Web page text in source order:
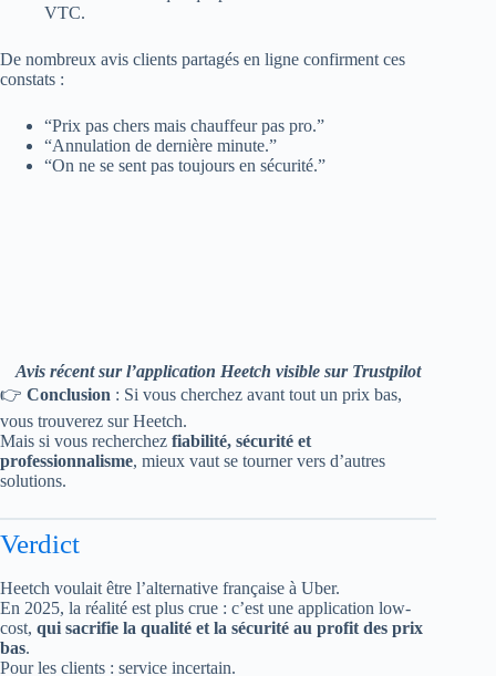
VTC.
De nombreux avis clients partagés en ligne confirment ces
constats :
“Prix pas chers mais chauffeur pas pro.”
“Annulation de dernière minute.”
“On ne se sent pas toujours en sécurité.”
Avis récent sur l’application Heetch visible sur Trustpilot
👉 Conclusion : Si vous cherchez avant tout un prix bas,
vous trouverez sur Heetch.
Mais si vous recherchez fiabilité, sécurité et
professionnalisme, mieux vaut se tourner vers d’autres
solutions.
Verdict
Heetch voulait être l’alternative française à Uber.
En 2025, la réalité est plus crue : c’est une application low-
cost, qui sacrifie la qualité et la sécurité au profit des prix
bas.
Pour les clients : service incertain.